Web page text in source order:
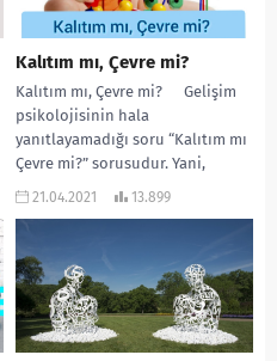
Kalıtım mı, Çevre mi?
Kalıtım mı, Çevre mi? Gelişim
psikolojisinin hala
yanıtlayamadığı soru “Kalıtım mı
Çevre mi?” sorusudur. Yani,
“davranışın kaynağı doğuştan
21.04.2021 13.899